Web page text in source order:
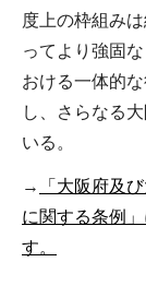
度上の枠組み
ってより強固
おける一体的
し、さらなる
いる。
→
「大阪府及
に関する条例
す。